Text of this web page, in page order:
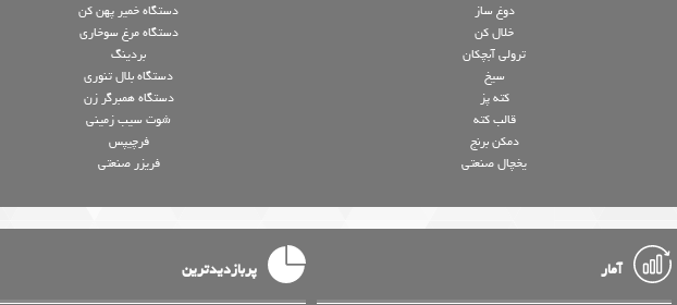
دوغ ساز
خلال کن
ترولی آبچکان
سیخ
کته پز
قالب کته
دمکن برنج
یخچال صنعتی
دستگاه خمیر پهن کن
دستگاه مرغ سوخاری
بردینگ
دستگاه بلال تنوری
دستگاه همبرگر زن
شوت سیب زمینی
فرچیپس
فریزر صنعتی
آمار پربازدیدترین